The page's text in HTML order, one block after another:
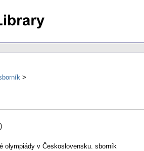
olympiády v Československu. sborník